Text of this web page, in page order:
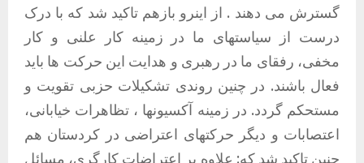
گسترش می دهند . از اینرو بازهم تاکید شد که با درک
درست از سیاستهای ما در زمینه کار علنی و کار
مخفی، رفقای ما در رهبری و هدایت این حرکت ها باید
فعال باشند. در چنین روندی تشکیلات حزبی تقویت و
مستحکم گردد. در زمینه آکسیونها ، تظاهرات خیابانی،
اعتصابات و دیگر حرکتهای اعتراضی در کردستان هم
چنین تاکید شد که: علاوه بر اعتراضات کارگری، مسائل